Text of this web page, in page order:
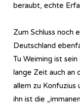
beraubt, echte
Zum Schluss noch
Deutschland
Tu Weiming ist
lange Zeit auch an
allem zu Konfuzius
ihn ist die